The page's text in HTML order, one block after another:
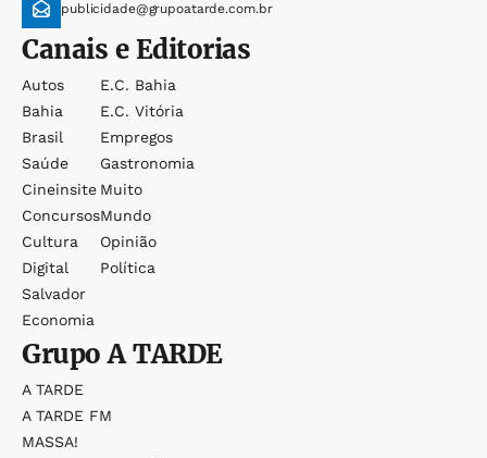
publicidade@grupoatarde.com.br
Canais e Editorias
Autos
Bahia
Brasil
Saúde
Cineinsite
Concursos
Cultura
Digital
Salvador
Economia
E.c. Bahia
E.c. Vitória
Empregos
Gastronomia
Muito
Mundo
Opinião
Política
GrupoA TARDE
A TARDE
A TARDE FM
MASSA!